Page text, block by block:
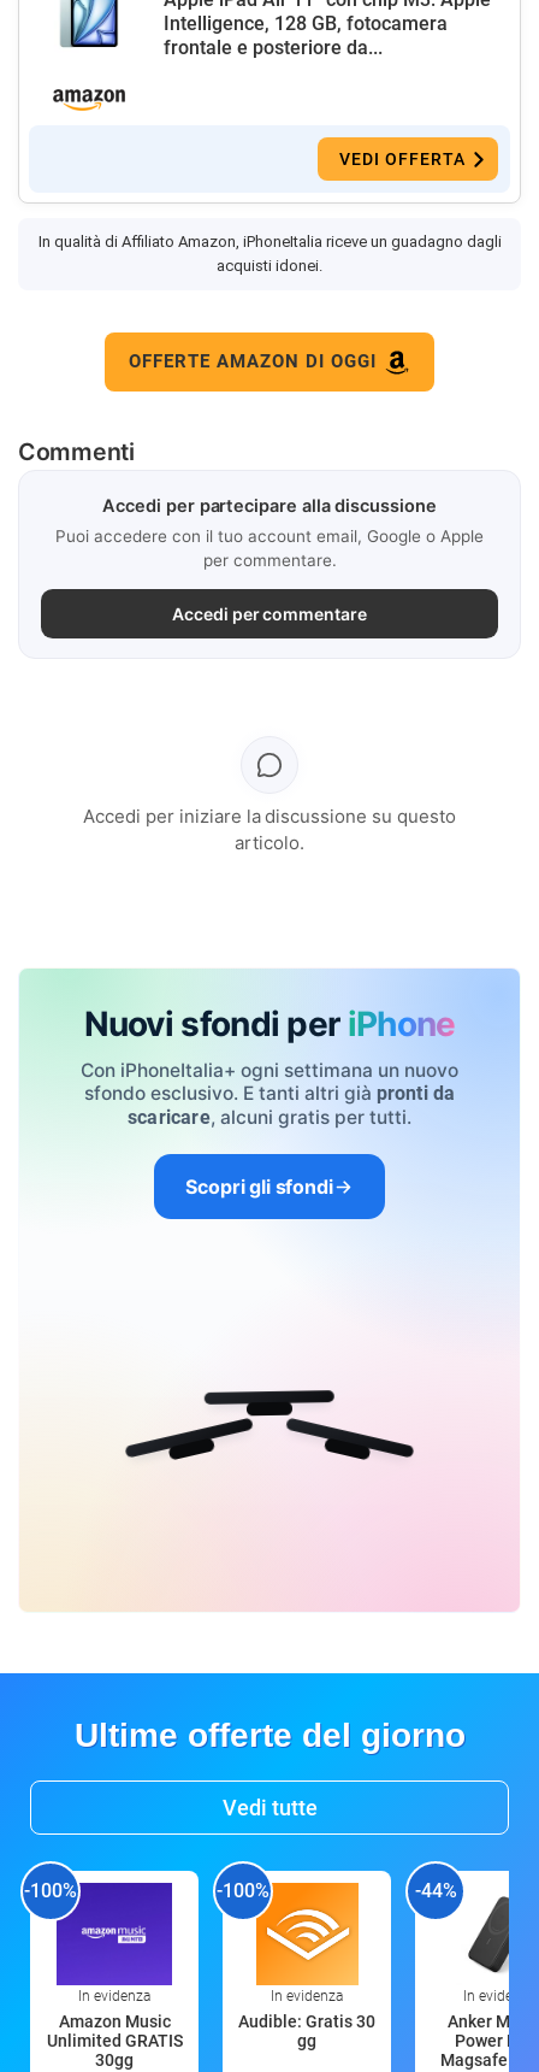
Intelligence, 128 GB, fotocamera
frontale e posteriore da...
VEDI OFFERTA
In qualità di Affiliato Amazon, iPhoneItalia riceve un guadagno dagli
acquisti idonei.
OFFERTE AMAZON DI OGGI
Commenti
Accedi per partecipare alla discussione
Puoi accedere con il tuo account email, Google o Apple
per commentare.
Accedi per commentare
Accedi per iniziare la discussione su questo
articolo.
Nuovi sfondi per iPhone
Con iPhoneItalia+ ogni settimana un nuovo
sfondo esclusivo. E tanti altri già pronti da
scaricare, alcuni gratis per tutti.
Scopri gli sfondi
Ultime offerte del giorno
Vedi tutte
-100%
In evidenza
Amazon Music
Unlimited GRATIS
30gg
-100%
In evidenza
Audible: Gratis 30
gg
-44%
In evidenza
Anker
Power
Magsafe